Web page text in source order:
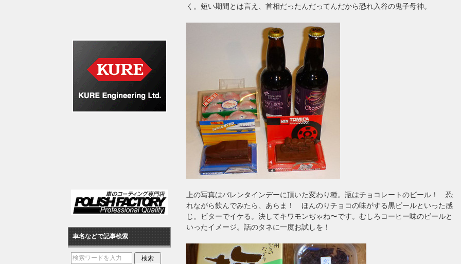
く。短い期間とは言え、首相だったんだってんだから恐れ入谷の鬼子母神。
上の写真はバレンタインデーに頂いた変わり種。瓶はチョコレートのビール！ 恐
れながら飲んでみたら、あらま！ ほんのりチョコの味がする黒ビールといった感
じ。ビターでイケる。決してキワモンぢゃね〜です。むしろコーヒー味のビールと
いったイメージ。話のタネに一度お試しを！
車名などで記事検索